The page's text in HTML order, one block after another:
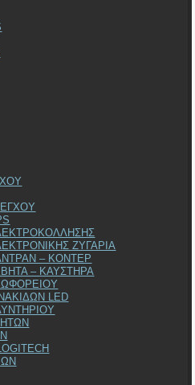
ΖΥΓΑΡΙΑ
– ΚΟΝΤΕΡ
– ΚΑΥΣΤΗΡΑ
LED